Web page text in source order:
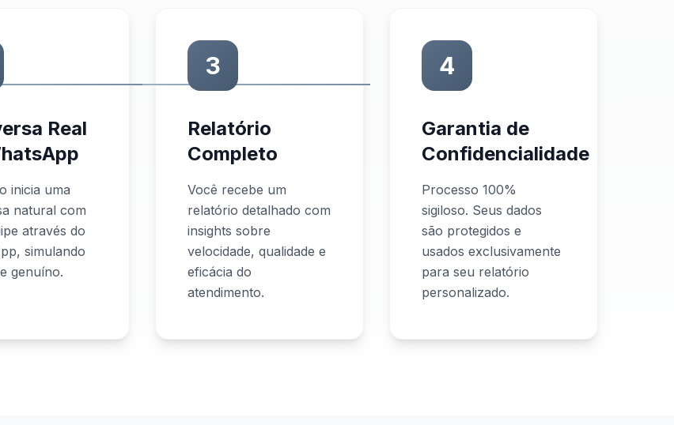
Real
inicia uma
natural com
através do
simulando
genuíno.
3
Relatório
Completo
Você recebe um
relatório detalhado com
insights sobre
velocidade, qualidade e
eficácia do
atendimento.
4
Garantia de
Confidencialidade
Processo 100%
sigiloso. Seus dados
são protegidos e
usados exclusivamente
para seu relatório
personalizado.